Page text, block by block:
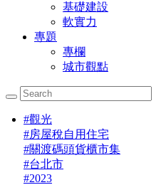
基礎建設
軟實力
專題
專欄
城市觀點
#觀光
#房屋稅自用住宅
#關渡碼頭貨櫃市集
#台北市
#2023